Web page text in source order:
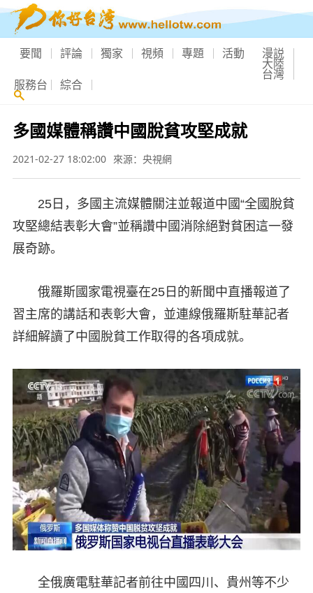
要聞 評論 獨家 視頻 專題 活動 漫説
大陸
台灣
服務台 綜合
多國媒體稱讚中國脫貧攻堅成就
2021-02-27 18:02:00 來源：央視網
25日，多國主流媒體關注並報道中國“全國脫貧
攻堅總結表彰大會”並稱讚中國消除絕對貧困這一發
展奇跡。
俄羅斯國家電視臺在25日的新聞中直播報道了
習主席的講話和表彰大會，並連線俄羅斯駐華記者
詳細解讀了中國脫貧工作取得的各項成就。
全俄廣電駐華記者前往中國四川、貴州等不少